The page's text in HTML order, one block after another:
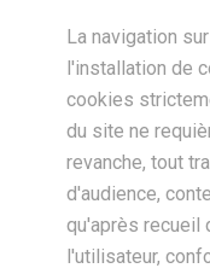
La navigation
l'installation de
cookies
du site ne
revanche, tout
d'audience,
qu'après recueil
l'utilisateur,